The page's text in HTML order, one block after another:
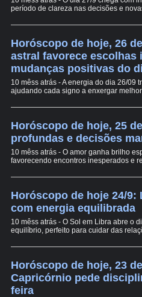
período de clareza nas decisões e
Horóscopo de hoje, 26
astral favorece escolhas
mudanças positivas do
10 mêss atrás - A energia do dia 26/09
ajudando cada signo a enxergar
Horóscopo de hoje, 25
profundas e decisões
10 mêss atrás - O amor ganha brilho
favorecendo encontros inesperados e
Horóscopo de hoje 24/9:
com energia equilibrada
10 mêss atrás - O Sol em Libra abre o
equilíbrio, perfeito para cuidar das
Horóscopo de hoje, 23
Capricórnio pede
feira